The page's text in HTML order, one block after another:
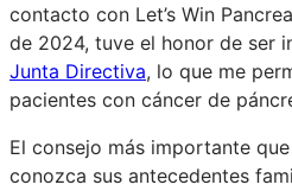
contacto con Let’s Win
de 2024, tuve el honor de ser
Junta Directiva, lo que me
pacientes con cáncer de
El consejo más importante
conozca sus antecedentes